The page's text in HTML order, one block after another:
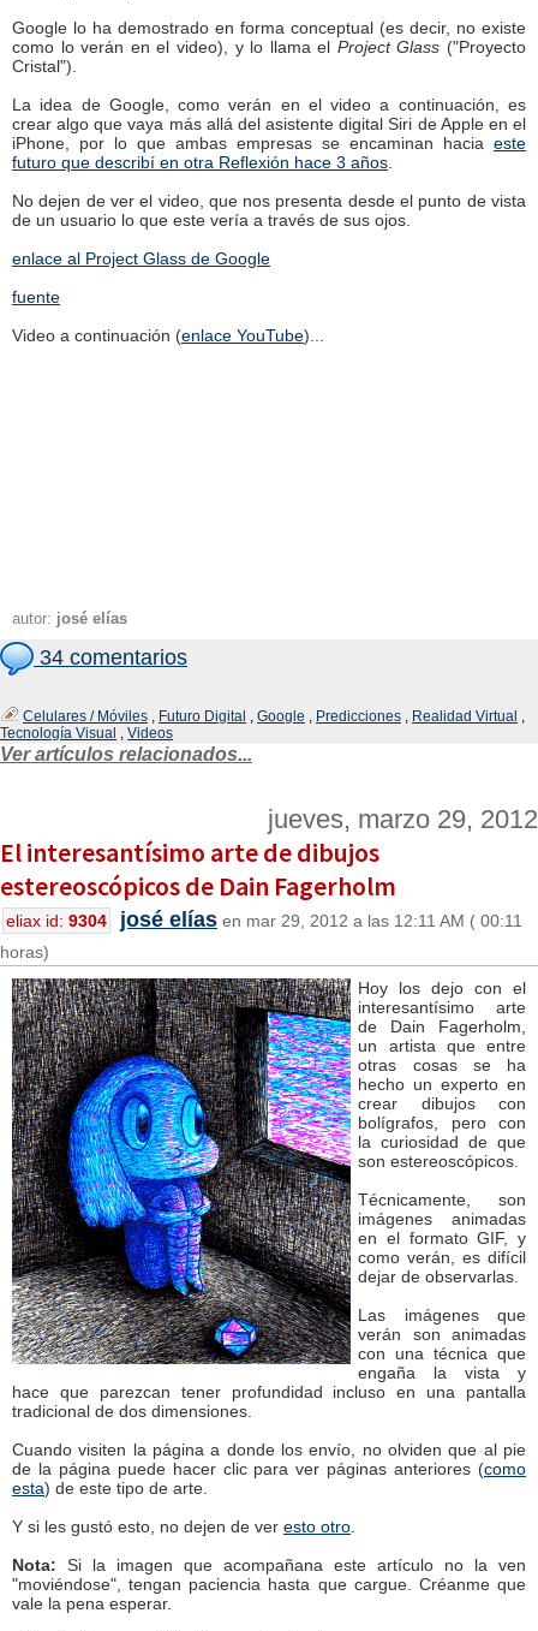
Google lo ha demostrado en forma conceptual (es decir, no existe
como lo verán en el video), y lo llama el Project Glass ("Proyecto
Cristal").
La idea de Google, como verán en el video a continuación, es
crear algo que vaya más allá del asistente digital Siri de Apple en el
iPhone, por lo que ambas empresas se encaminan hacia este
futuro que describí en otra Reflexión hace 3 años
No dejen de ver el video, que nos presenta desde el punto de vista
de un usuario lo que este vería a través de sus ojos.
enlace al Project Glass de Google
fuente
Video a continuación (enlace YouTube)...
autor: josé elías
34 comentarios
Celulares / Móviles , Futuro Digital , Google , Predicciones , Realidad Virtual ,
Tecnología Visual , Videos
Ver artículos relacionados...
jueves, marzo 29, 2012
El interesantísimo arte de dibujos
estereoscópicos de Dain Fagerholm
eliax id: 9304 josé elías en mar 29, 2012 a las 12:11 AM ( 00:11
horas)
Hoy los dejo con el
interesantísimo arte
de Dain Fagerholm,
un artista que entre
otras cosas se ha
hecho un experto en
crear dibujos con
bolígrafos, pero con
la curiosidad de que
son estereoscópicos.
Técnicamente, son
imágenes animadas
en el formato GIF, y
como verán, es difícil
dejar de observarlas.
Las imágenes que
verán son animadas
con una técnica que
engaña la vista y
hace que parezcan tener profundidad incluso en una pantalla
tradicional de dos dimensiones.
Cuando visiten la página a donde los envío, no olviden que al pie
de la página puede hacer clic para ver páginas anteriores (como
esta) de este tipo de arte.
Y si les gustó esto, no dejen de ver esto otro
Nota: Si la imagen que acompañana este artículo no la ven
"moviéndose", tengan paciencia hasta que cargue. Créanme que
vale la pena esperar.